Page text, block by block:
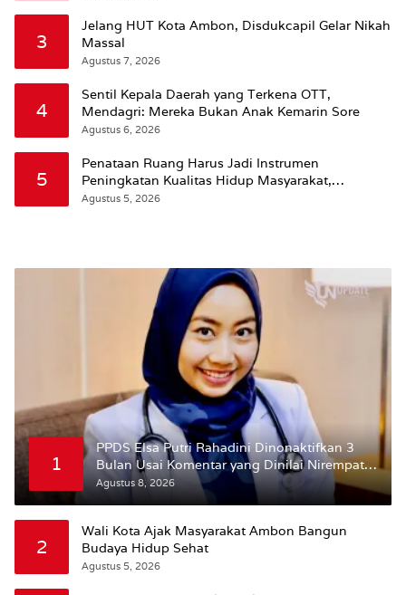
3
Jelang HUT Kota Ambon, Disdukcapil Gelar Nikah
Massal
Agustus 7, 2026
4
Sentil Kepala Daerah yang Terkena OTT,
Mendagri: Mereka Bukan Anak Kemarin Sore
Agustus 6, 2026
5
Penataan Ruang Harus Jadi Instrumen
Peningkatan Kualitas Hidup Masyarakat,
Wattimena: Revisi RT-RW Ditetapkan Pemkot
Agustus 5, 2026
1
PPDS Elsa Putri Rahadini Dinonaktifkan 3
Bulan Usai Komentar yang Dinilai Nirempati
ke Pasien BPJS
Agustus 8, 2026
2
Wali Kota Ajak Masyarakat Ambon Bangun
Budaya Hidup Sehat
Agustus 5, 2026